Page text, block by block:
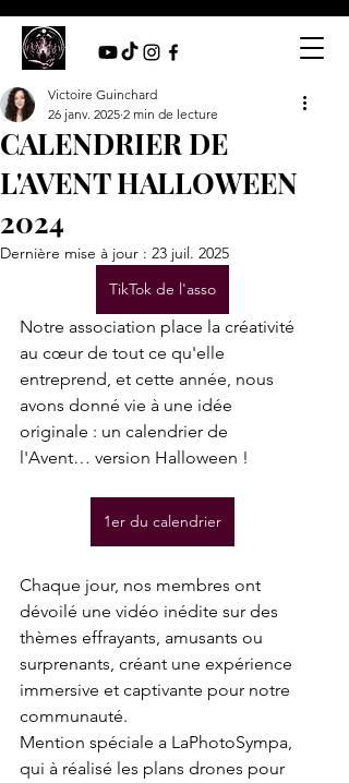
CALENDRIER DE
L'AVENT HALLOWEEN
2024
Victoire Guinchard
26 janv. 2025 2 min de lecture
Dernière mise à jour : 23 juil. 2025
TikTok de l'asso
Notre association place la créativité
au cœur de tout ce qu'elle
entreprend, et cette année, nous
avons donné vie à une idée
originale : un calendrier de
l'Avent… version Halloween !
1er du calendrier
Chaque jour, nos membres ont
dévoilé une vidéo inédite sur des
thèmes effrayants, amusants ou
surprenants, créant une expérience
immersive et captivante pour notre
communauté.
Mention spéciale a LaPhotoSympa,
qui à réalisé les plans drones pour